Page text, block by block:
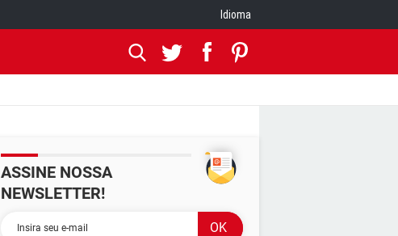
Idioma
ASSINE NOSSA
NEWSLETTER!